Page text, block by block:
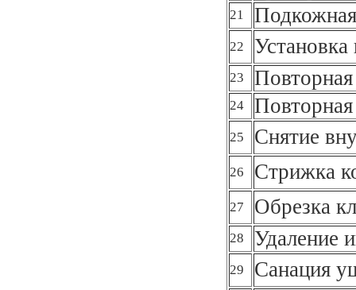
21
22 Установка
23
24
25 Снятие
26 Стрижка
27 Обрезка
28 Удаление
29 Санация